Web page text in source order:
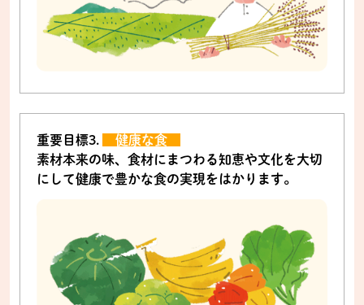
重要目標3.
健康な食
素材本来の味、食材にまつわる知恵や文化を大切
にして健康で豊かな食の実現をはかります。